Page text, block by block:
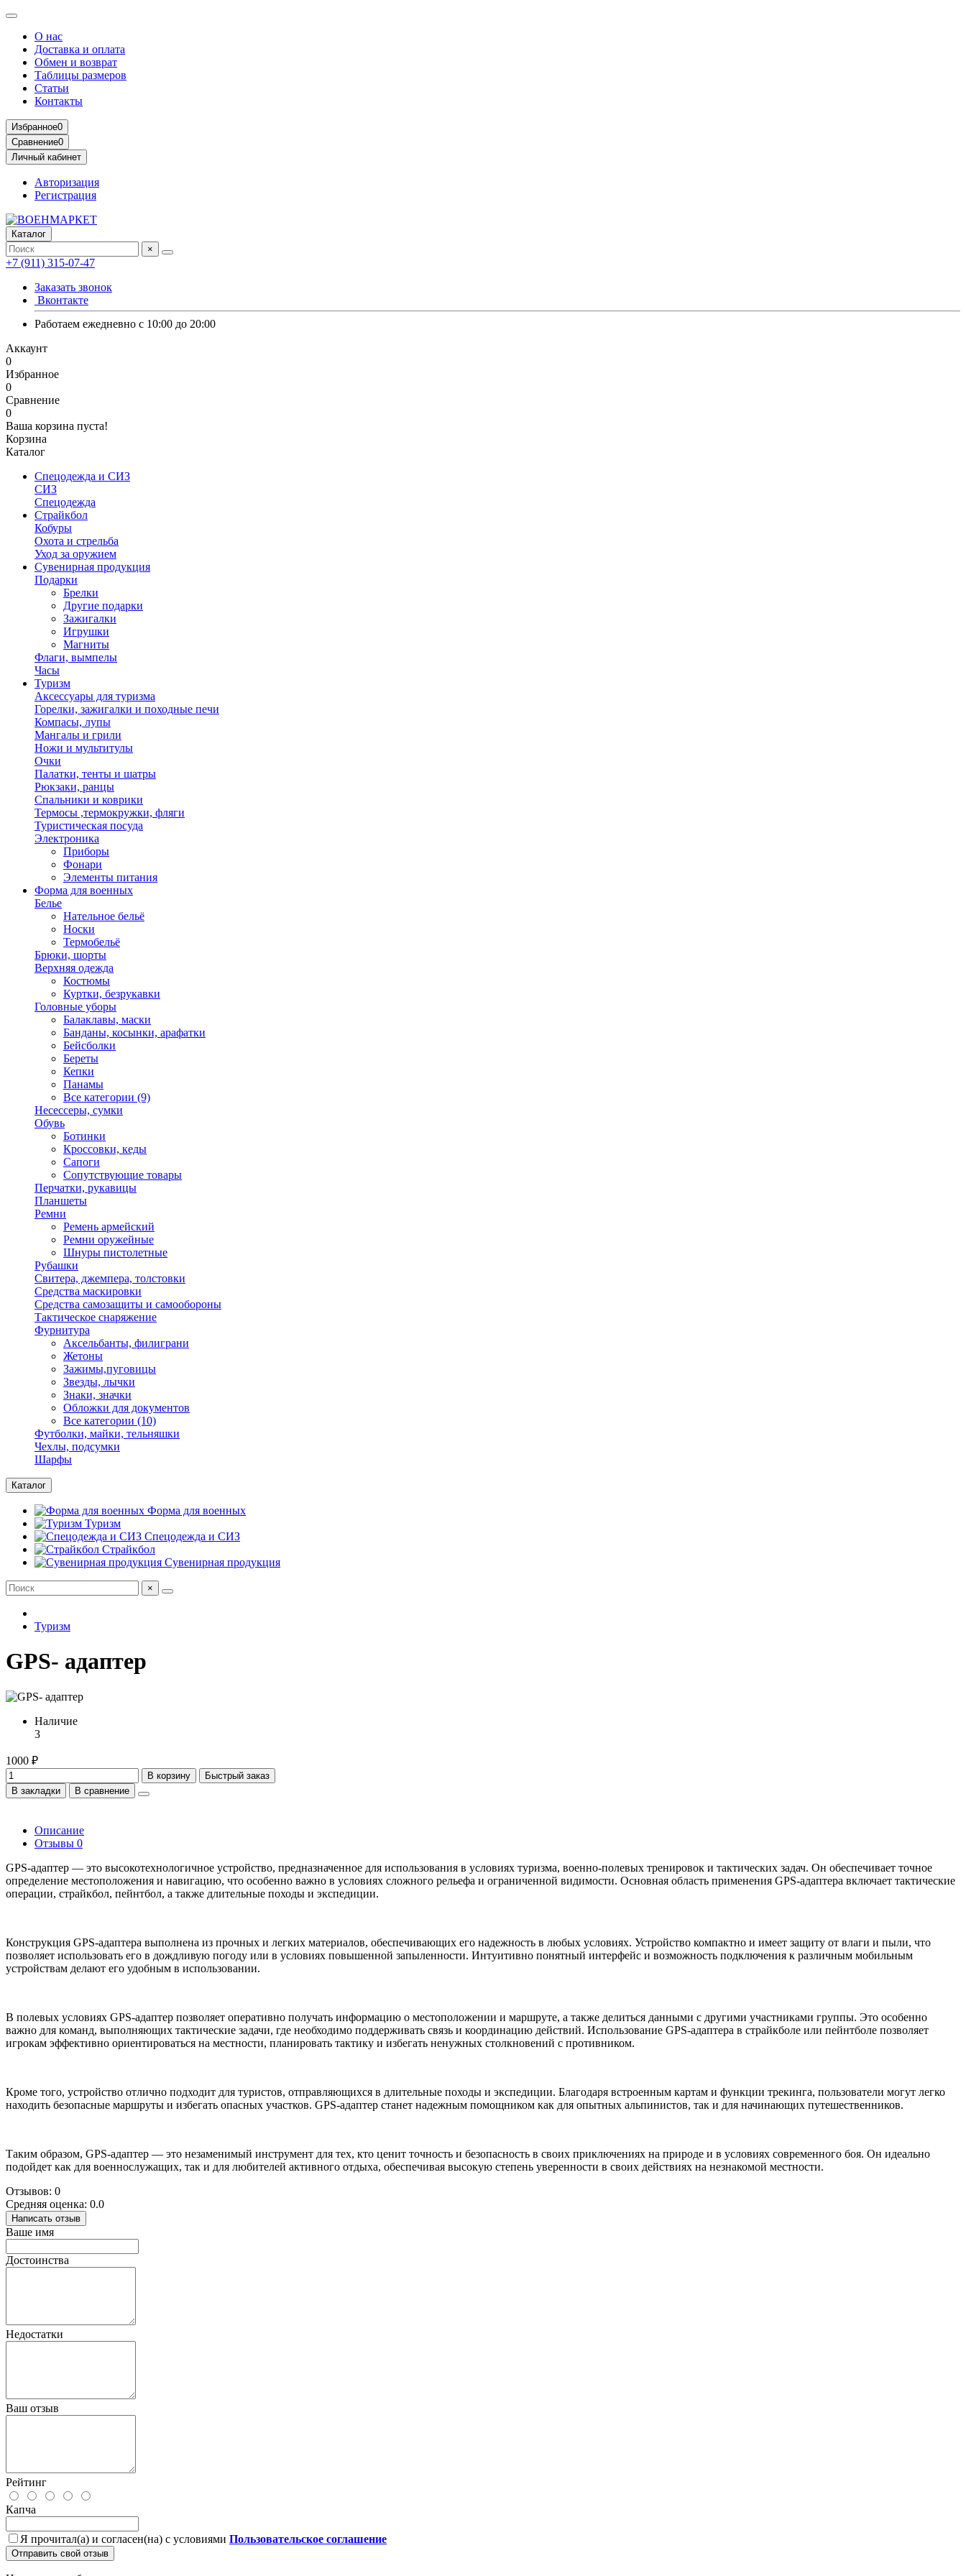
О нас
Доставка и оплата
Обмен и возврат
Таблицы размеров
Статьи
Контакты
Избранное0
Сравнение0
Личный кабинет
Авторизация
Регистрация
Каталог
×
+7 (911) 315-07-47
Заказать звонок
Вконтакте
Работаем ежедневно с 10:00 до 20:00
Аккаунт
0
Избранное
0
Сравнение
0
Ваша корзина пуста!
Корзина
Каталог
Спецодежда и СИЗ
СИЗ
Спецодежда
Страйкбол
Кобуры
Охота и стрельба
Уход за оружием
Сувенирная продукция
Подарки
Брелки
Другие подарки
Зажигалки
Игрушки
Магниты
Флаги, вымпелы
Часы
Туризм
Аксессуары для туризма
Горелки, зажигалки и походные печи
Компасы, лупы
Мангалы и грили
Ножи и мультитулы
Очки
Палатки, тенты и шатры
Рюкзаки, ранцы
Спальники и коврики
Термосы ,термокружки, фляги
Туристическая посуда
Электроника
Приборы
Фонари
Элементы питания
Форма для военных
Белье
Нательное бельё
Носки
Термобельё
Брюки, шорты
Верхняя одежда
Костюмы
Куртки, безрукавки
Головные уборы
Балаклавы, маски
Банданы, косынки, арафатки
Бейсболки
Береты
Кепки
Панамы
Все категории (9)
Несессеры, сумки
Обувь
Ботинки
Кроссовки, кеды
Сапоги
Сопутствующие товары
Перчатки, рукавицы
Планшеты
Ремни
Ремень армейский
Ремни оружейные
Шнуры пистолетные
Рубашки
Свитера, джемпера, толстовки
Средства маскировки
Средства самозащиты и самообороны
Тактическое снаряжение
Фурнитура
Аксельбанты, филиграни
Жетоны
Зажимы,пуговицы
Звезды, лычки
Знаки, значки
Обложки для документов
Все категории (10)
Футболки, майки, тельняшки
Чехлы, подсумки
Шарфы
Каталог
Форма для военных
Туризм
Спецодежда и СИЗ
Страйкбол
Сувенирная продукция
×
Туризм
GPS- адаптер
Наличие
3
1000 ₽
В корзину
Быстрый заказ
В закладки
В сравнение
Описание
Отзывы 0
GPS-адаптер — это высокотехнологичное устройство, предназначенное для использования в условиях туризма, военно-полевых тренировок и тактических задач. Он обеспечивает точное
определение местоположения и навигацию, что особенно важно в условиях сложного рельефа и ограниченной видимости. Основная область применения GPS-адаптера включает тактические
операции, страйкбол, пейнтбол, а также длительные походы и экспедиции.
Конструкция GPS-адаптера выполнена из прочных и легких материалов, обеспечивающих его надежность в любых условиях. Устройство компактно и имеет защиту от влаги и пыли, что
позволяет использовать его в дождливую погоду или в условиях повышенной запыленности. Интуитивно понятный интерфейс и возможность подключения к различным мобильным
устройствам делают его удобным в использовании.
В полевых условиях GPS-адаптер позволяет оперативно получать информацию о местоположении и маршруте, а также делиться данными с другими участниками группы. Это особенно
важно для команд, выполняющих тактические задачи, где необходимо поддерживать связь и координацию действий. Использование GPS-адаптера в страйкболе или пейнтболе позволяет
игрокам эффективно ориентироваться на местности, планировать тактику и избегать ненужных столкновений с противником.
Кроме того, устройство отлично подходит для туристов, отправляющихся в длительные походы и экспедиции. Благодаря встроенным картам и функции трекинга, пользователи могут легко
находить безопасные маршруты и избегать опасных участков. GPS-адаптер станет надежным помощником как для опытных альпинистов, так и для начинающих путешественников.
Таким образом, GPS-адаптер — это незаменимый инструмент для тех, кто ценит точность и безопасность в своих приключениях на природе и в условиях современного боя. Он идеально
подойдет как для военнослужащих, так и для любителей активного отдыха, обеспечивая высокую степень уверенности в своих действиях на незнакомой местности.
Отзывов: 0
Средняя оценка: 0.0
Написать отзыв
Ваше имя
Достоинства
Недостатки
Ваш отзыв
Рейтинг
Капча
Я прочитал(а) и согласен(на) с условиями Пользовательское соглашение
Отправить свой отзыв